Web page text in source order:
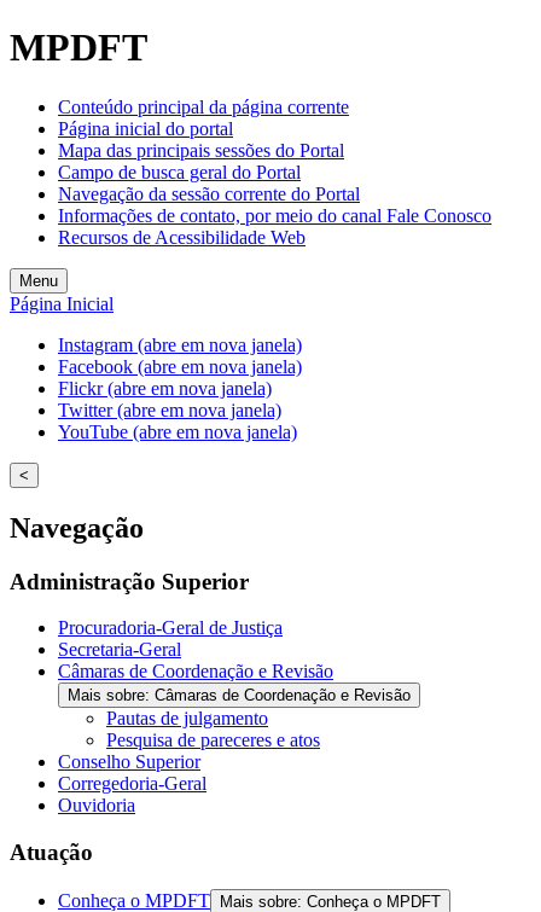
MPDFT
Conteúdo principal da página corrente
Página inicial do portal
Mapa das principais sessões do Portal
Campo de busca geral do Portal
Navegação da sessão corrente do Portal
Informações de contato, por meio do canal Fale Conosco
Recursos de Acessibilidade Web
Menu
Página Inicial
Instagram (abre em nova janela)
Facebook (abre em nova janela)
Flickr (abre em nova janela)
Twitter (abre em nova janela)
YouTube (abre em nova janela)
<
Navegação
Administração Superior
Procuradoria-Geral de Justiça
Secretaria-Geral
Câmaras de Coordenação e Revisão
Mais sobre: Câmaras de Coordenação e Revisão
Pautas de julgamento
Pesquisa de pareceres e atos
Conselho Superior
Corregedoria-Geral
Ouvidoria
Atuação
Conheça o MPDFT Mais sobre: Conheça o MPDFT